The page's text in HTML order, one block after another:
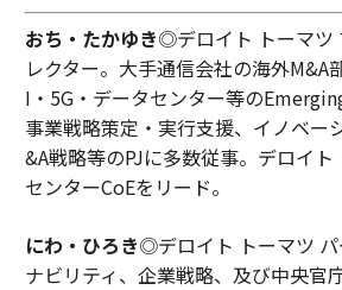
おち・たかゆき◎デロイト トーマツ
レクター。大手通信会社の海外M&A
I・5G・データセンター等の
事業戦略策定・実行支援、イノベー
&A戦略等のPJに多数従事。デロイト
センターCoEをリード。
にわ・ひろき◎デロイト トーマツ
ナビリティ、企業戦略、及び中央官